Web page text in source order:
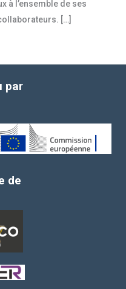
à l’ensemble de ses
[…]
par
de